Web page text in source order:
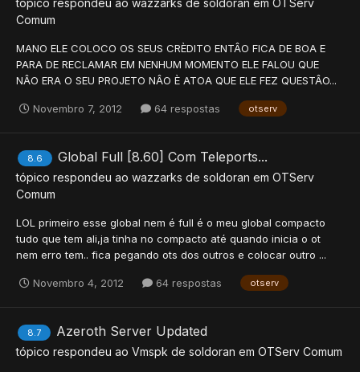
Comum
MANO ELE COLOCO OS SEUS CRÈDITO ENTÂO FICA DE BOA E
PARA DE RECLAMAR EM NENHUM MOMENTO ELE FALOU QUE
NÂO ERA O SEU PROJETO NÂO È ATOA QUE ELE FEZ QUESTÂO...
Novembro 7, 2012 64 respostas otserv
8.6 Global Full [8.60] Com Teleports...
tópico respondeu ao wazzarks de soldoran em OTServ
Comum
LOL primeiro esse global nem é full é o meu global compacto
tudo que tem ali,ja tinha no compacto até quando inicia o ot
nem erro tem.. fica pegando ots dos outros e colocar outro ...
Novembro 4, 2012 64 respostas otserv
8.7 Azeroth Server Updated
tópico respondeu ao Vmspk de soldoran em OTServ Comum